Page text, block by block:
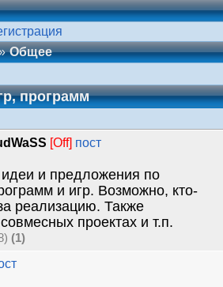
Общее
программ
[Off] пост
и предложения по
и игр. Возможно, кто-
реализацию. Также
проектах и т.п.
(1)